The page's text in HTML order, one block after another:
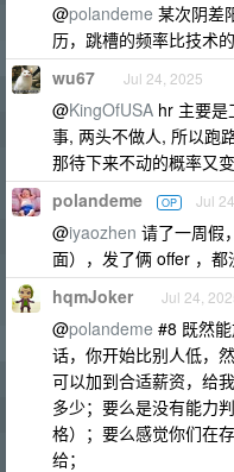
@polandeme 某次阴差
历，跳槽的频率比技术
wu67 Jul 24, 2025
@KingOfUSA hr 主要是
事, 两头不做人, 所以跑
那待下来不动的概率又
polandeme OP Jul
@iyaozhen 请了一周假
面），发了俩 offer ，都
hqmJoker Jul 24,
@polandeme #8 既然
话，你开始比别人低，
可以加到合适薪资，给
多少；要么是没有能力
格）；要么感觉你们在
给；